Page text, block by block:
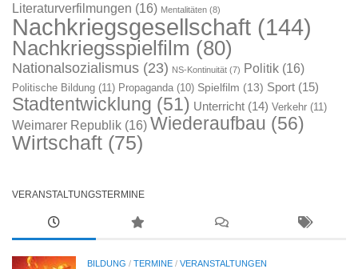
Literaturverfilmungen (16) Mentalitäten (8)
Nachkriegsgesellschaft (144)
Nachkriegsspielfilm (80)
Nationalsozialismus (23) NS-Kontinuität (7) Politik (16)
Politische Bildung (11) Propaganda (10) Spielfilm (13) Sport (15)
Stadtentwicklung (51) Unterricht (14) Verkehr (11)
Weimarer Republik (16) Wiederaufbau (56)
Wirtschaft (75)
VERANSTALTUNGSTERMINE
BILDUNG / TERMINE / VERANSTALTUNGEN